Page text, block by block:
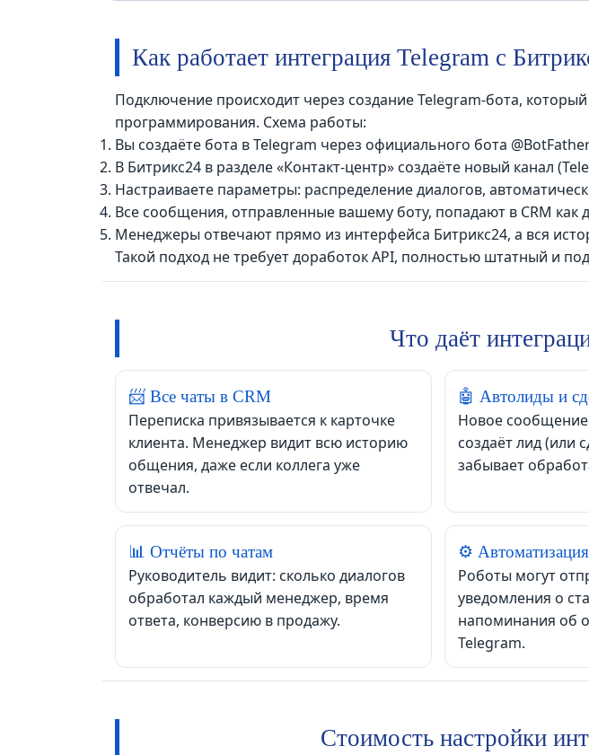
Как работает интеграция Telegram с
Подключение происходит через создание Telegram-бота,
программирования. Схема работы:
Вы создаёте бота в Telegram через официального бота
В Битрикс24 в разделе «Контакт-центр» создаёте новый канал
Настраиваете параметры: распределение диалогов,
Все сообщения, отправленные вашему боту, попадают в CRM как
Менеджеры отвечают прямо из интерфейса Битрикс24, а вся
Такой подход не требует доработок API, полностью штатный и
Что даёт
📨 Все чаты в CRM
Переписка привязывается к карточке
клиента. Менеджер видит всю историю
общения, даже если коллега уже
отвечал.
🤖 Автолиды и
Новое сообщение
создаёт лид (или
забывает
📊 Отчёты по чатам
Руководитель видит: сколько диалогов
обработал каждый менеджер, время
ответа, конверсию в продажу.
⚙️ Автоматизация
Роботы могут
уведомления о
напоминания об
Telegram.
Стоимость настройки